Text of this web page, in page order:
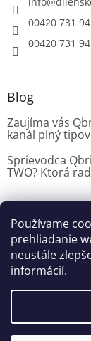
Používame
prehliadanie
neustále
informácií.
00420 731
00420 731
Blog
Zaujíma vás
kanál plný
Sprievodca
TWO? Ktorá